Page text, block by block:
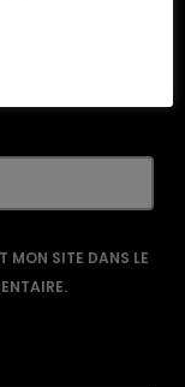
MON SITE DANS LE